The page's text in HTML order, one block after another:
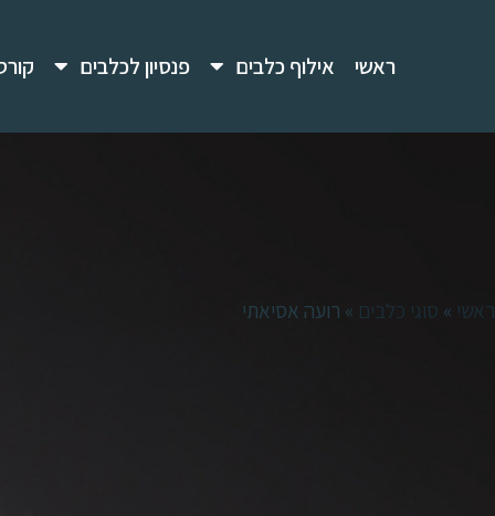
ראשי אילוף כלבים פנסיון לכלבים
ראשי » סוגי כלבים » רועה אסיאתי